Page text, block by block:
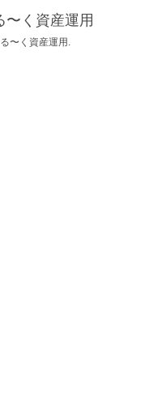
〜く資産運用
〜く資産運用.